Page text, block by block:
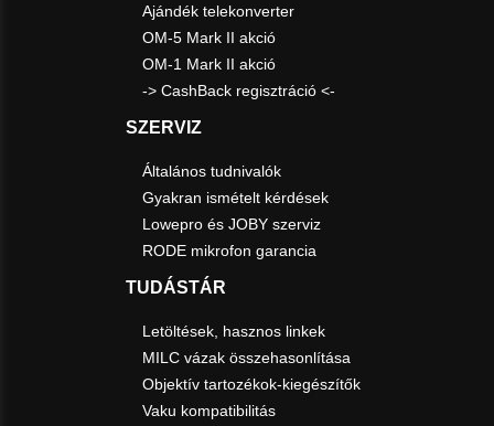
Ajándék telekonverter
OM-5 Mark II akció
OM-1 Mark II akció
-> CashBack regisztráció <-
SZERVIZ
Általános tudnivalók
Gyakran ismételt kérdések
Lowepro és JOBY szerviz
RODE mikrofon garancia
TUDÁSTÁR
Letöltések, hasznos linkek
MILC vázak összehasonlítása
Objektív tartozékok-kiegészítők
Vaku kompatibilitás